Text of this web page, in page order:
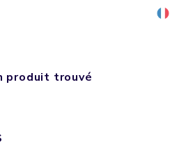
produit trouvé